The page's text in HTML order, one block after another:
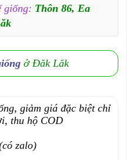
giống: Thôn 86, Ea
ở Đăk Lăk
giảm giá đặc biệt chỉ
thu hộ COD
zalo)